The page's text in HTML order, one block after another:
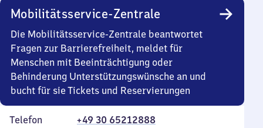
Mobilitätsservice-Zentrale
Die Mobilitätsservice-Zentrale beantwortet
Fragen zur Barrierefreiheit, meldet für
Menschen mit Beeinträchtigung oder
Behinderung Unterstützungswünsche an und
bucht für sie Tickets und Reservierungen
Telefon
+49 30 65212888